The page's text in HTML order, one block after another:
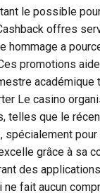
le possible
offres
hommage a
promotions
académique
Le casino
telles que le
pour
grâce à sa
des
fait aucun